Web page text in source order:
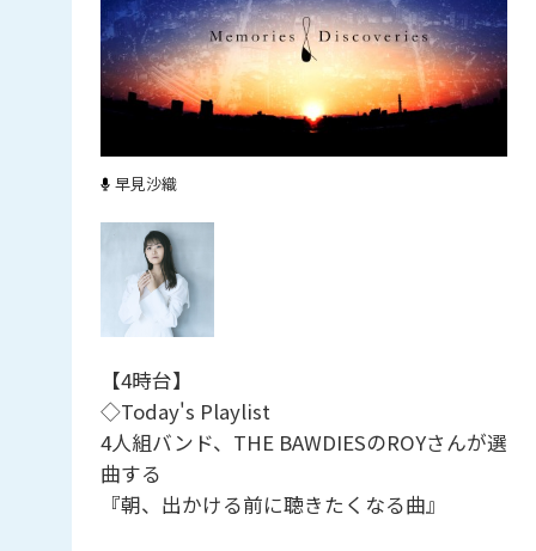
早見沙織
【4時台】
◇Today's Playlist
4人組バンド、THE BAWDIESのROYさんが選
曲する
『朝、出かける前に聴きたくなる曲』